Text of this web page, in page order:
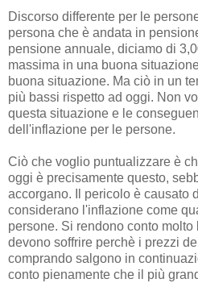
Discorso differente per le
persona che è andata in
pensione annuale, diciamo di
massima in una buona
buona situazione. Ma ciò in un
più bassi rispetto ad oggi. Non
questa situazione e le
dell'inflazione per le persone.
Ciò che voglio puntualizzare è
oggi è precisamente questo,
accorgano. Il pericolo è causato
considerano l'inflazione come
persone. Si rendono conto
devono soffrire perchè i prezzi
comprando salgono in
conto pienamente che il più